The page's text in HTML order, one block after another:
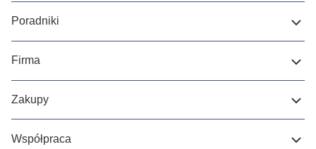
Poradniki
Firma
Zakupy
Współpraca